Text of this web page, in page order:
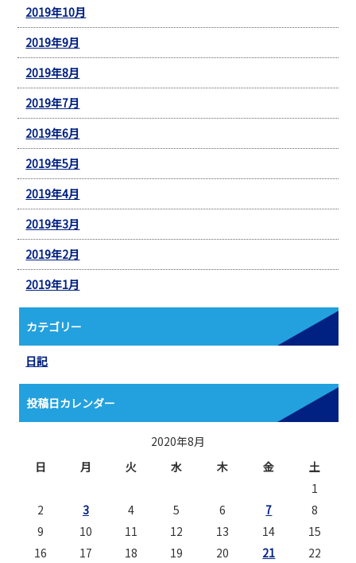
2019年10月
2019年9月
2019年8月
2019年7月
2019年6月
2019年5月
2019年4月
2019年3月
2019年2月
2019年1月
カテゴリー
日記
投稿日カレンダー
2020年8月
日
月 火 水 木 金
土
1
2
3 4 5 6 7
8
9
10 11 12 13 14
15
16
17 18 19 20 21 22